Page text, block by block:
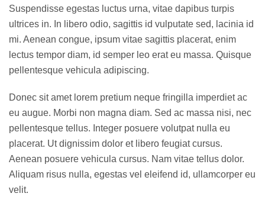
Suspendisse egestas luctus urna, vitae dapibus turpis
ultrices in. In libero odio, sagittis id vulputate sed, lacinia id
mi. Aenean congue, ipsum vitae sagittis placerat, enim
lectus tempor diam, id semper leo erat eu massa. Quisque
pellentesque vehicula adipiscing.
Donec sit amet lorem pretium neque fringilla imperdiet ac
eu augue. Morbi non magna diam. Sed ac massa nisi, nec
pellentesque tellus. Integer posuere volutpat nulla eu
placerat. Ut dignissim dolor et libero feugiat cursus.
Aenean posuere vehicula cursus. Nam vitae tellus dolor.
Aliquam risus nulla, egestas vel eleifend id, ullamcorper eu
velit.